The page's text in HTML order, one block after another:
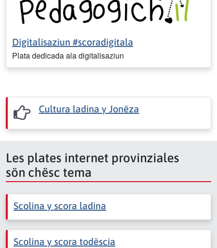
Digitalisaziun #scoradigitala
Plata dedicada ala digitalisaziun
Cultura ladina y Jonëza
Les plates internet provinziales
sön chësc tema
Scolina y scora ladina
Scolina y scora todëscia